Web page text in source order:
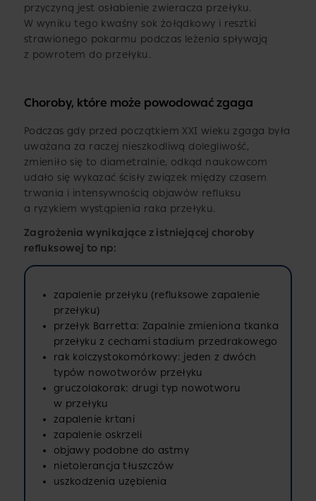
przyczyną jest osłabienie zwieracza przełyku.
W wyniku tego kwaśny sok żołądkowy i resztki
strawionego pokarmu podczas leżenia spływają
z powrotem do przełyku.
Choroby, które może powodować zgaga
Podczas gdy przed początkiem XXI wieku zgaga była
uważana za raczej nieszkodliwą dolegliwość,
zmieniło się to diametralnie, odkąd naukowcom
udało się wykazać ścisły związek między czasem
trwania i intensywnością objawów refluksu
a ryzykiem wystąpienia raka przełyku.
Zagrożenia wynikające z istniejącej choroby
refluksowej to np:
zapalenie przełyku (refluksowe zapalenie
przełyku)
przełyk Barretta: Zapalnie zmieniona tkanka
przełyku z cechami stadium przedrakowego
rak kolczystokomórkowy: jeden z dwóch
typów nowotworów przełyku
gruczolakorak: drugi typ nowotworu
w przełyku
zapalenie krtani
zapalenie oskrzeli
objawy podobne do astmy
nietolerancja tłuszczów
uszkodzenia uzębienia